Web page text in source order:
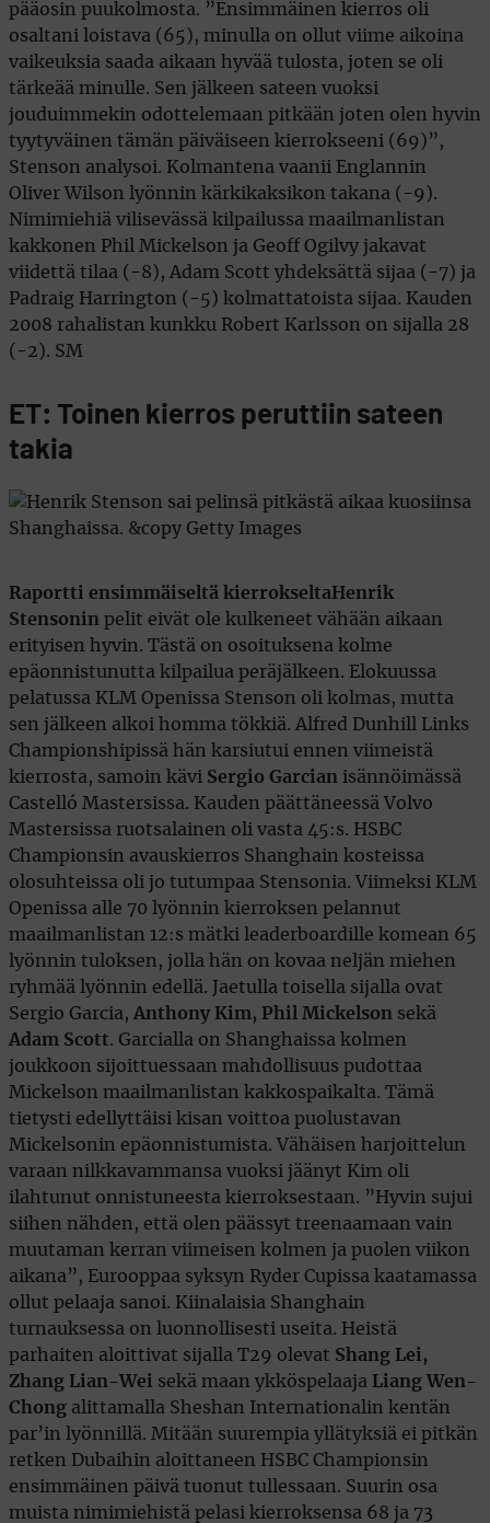
pääosin puukolmosta. ”Ensimmäinen kierros oli
osaltani loistava (65), minulla on ollut viime aikoina
vaikeuksia saada aikaan hyvää tulosta, joten se oli
tärkeää minulle. Sen jälkeen sateen vuoksi
jouduimmekin odottelemaan pitkään joten olen hyvin
tyytyväinen tämän päiväiseen kierrokseeni (69)”,
Stenson analysoi. Kolmantena vaanii Englannin
Oliver Wilson lyönnin kärkikaksikon takana (-9).
Nimimiehiä vilisevässä kilpailussa maailmanlistan
kakkonen Phil Mickelson ja Geoff Ogilvy jakavat
viidettä tilaa (-8), Adam Scott yhdeksättä sijaa (-7) ja
Padraig Harrington (-5) kolmattatoista sijaa. Kauden
2008 rahalistan kunkku Robert Karlsson on sijalla 28
(-2). SM
ET: Toinen kierros peruttiin sateen
takia
Raportti ensimmäiseltä kierrokselta Henrik
Stensonin pelit eivät ole kulkeneet vähään aikaan
erityisen hyvin. Tästä on osoituksena kolme
epäonnistunutta kilpailua peräjälkeen. Elokuussa
pelatussa KLM Openissa Stenson oli kolmas, mutta
sen jälkeen alkoi homma tökkiä. Alfred Dunhill Links
Championshipissä hän karsiutui ennen viimeistä
kierrosta, samoin kävi Sergio Garcian isännöimässä
Castelló Mastersissa. Kauden päättäneessä Volvo
Mastersissa ruotsalainen oli vasta 45:s. HSBC
Championsin avauskierros Shanghain kosteissa
olosuhteissa oli jo tutumpaa Stensonia. Viimeksi KLM
Openissa alle 70 lyönnin kierroksen pelannut
maailmanlistan 12:s mätki leaderboardille komean 65
lyönnin tuloksen, jolla hän on kovaa neljän miehen
ryhmää lyönnin edellä. Jaetulla toisella sijalla ovat
Sergio Garcia, Anthony Kim, Phil Mickelson sekä
Adam Scott. Garcialla on Shanghaissa kolmen
joukkoon sijoittuessaan mahdollisuus pudottaa
Mickelson maailmanlistan kakkospaikalta. Tämä
tietysti edellyttäisi kisan voittoa puolustavan
Mickelsonin epäonnistumista. Vähäisen harjoittelun
varaan nilkkavammansa vuoksi jäänyt Kim oli
ilahtunut onnistuneesta kierroksestaan. ”Hyvin sujui
siihen nähden, että olen päässyt treenaamaan vain
muutaman kerran viimeisen kolmen ja puolen viikon
aikana”, Eurooppaa syksyn Ryder Cupissa kaatamassa
ollut pelaaja sanoi. Kiinalaisia Shanghain
turnauksessa on luonnollisesti useita. Heistä
parhaiten aloittivat sijalla T29 olevat Shang Lei,
Zhang Lian-Wei sekä maan ykköspelaaja
Liang Wen-
Chong alittamalla Sheshan Internationalin kentän
par’in lyönnillä. Mitään suurempia yllätyksiä ei pitkän
retken Dubaihin aloittaneen HSBC Championsin
ensimmäinen päivä tuonut tullessaan. Suurin osa
muista nimimiehistä pelasi kierroksensa 68 ja 73